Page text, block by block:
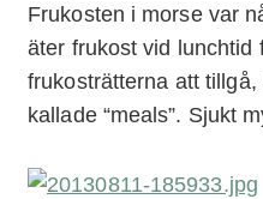
Frukosten i morse var
äter frukost vid lunchtid
frukosträtterna att
kallade “meals”. Sjukt